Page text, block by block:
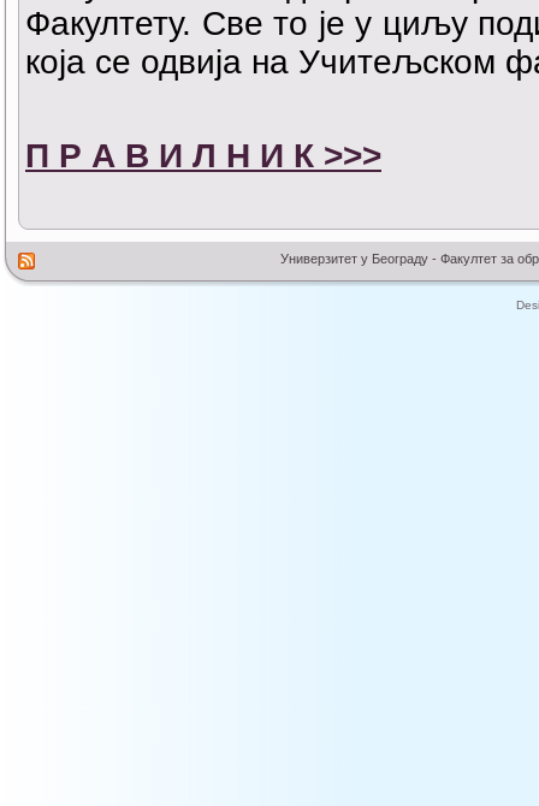
Факултету. Све то је у циљу
која се одвија на Учитељском
П Р А В И Л Н И К >>>
Универзитет у Београду - Факултет за